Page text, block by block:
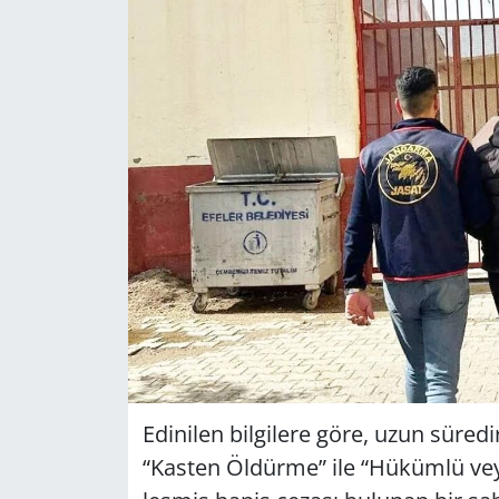
Edi­ni­len bil­gi­le­re göre, uzun
“Kas­ten Öl­dür­me” ile “Hü­küm­lü
GÜNDEM
KÜLTÜR SANAT
MAGAZİN
POLİTİKA
RESMİ İLANLAR
SAĞLIK